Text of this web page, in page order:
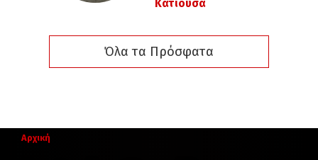
Κατιούσα
Όλα τα Πρόσφατα
Αρχική